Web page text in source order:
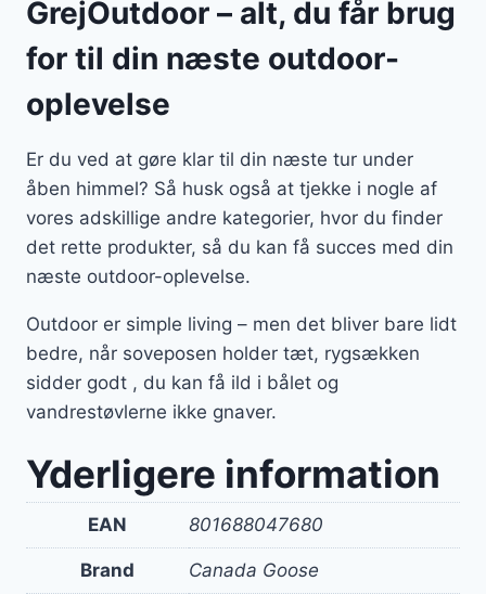
GrejOutdoor – alt, du får brug
for til din næste outdoor-
oplevelse
Er du ved at gøre klar til din næste tur under
åben himmel? Så husk også at tjekke i nogle af
vores adskillige andre kategorier, hvor du finder
det rette produkter, så du kan få succes med din
næste outdoor-oplevelse.
Outdoor er simple living – men det bliver bare lidt
bedre, når soveposen holder tæt, rygsækken
sidder godt , du kan få ild i bålet og
vandrestøvlerne ikke gnaver.
Yderligere information
EAN 801688047680
Brand Canada Goose